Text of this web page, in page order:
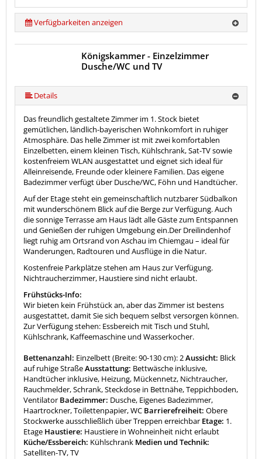
Verfügbarkeiten anzeigen
Königskammer - Einzelzimmer
Dusche/WC und TV
Details
Das freundlich gestaltete Zimmer im 1. Stock bietet
gemütlichen, ländlich-bayerischen Wohnkomfort in ruhiger
Atmosphäre. Das helle Zimmer ist mit zwei komfortablen
Einzelbetten, einem kleinen Tisch, Kühlschrank, Sat-TV sowie
kostenfreiem WLAN ausgestattet und eignet sich ideal für
Alleinreisende, Freunde oder kleinere Familien. Das eigene
Badezimmer verfügt über Dusche/WC, Föhn und Handtücher.
Auf der Etage steht ein gemeinschaftlich nutzbarer Südbalkon
mit wunderschönem Blick auf die Berge zur Verfügung. Auch
die sonnige Terrasse am Haus lädt alle Gäste zum Entspannen
und Genießen der ruhigen Umgebung ein.Der Dreilindenhof
liegt ruhig am Ortsrand von Aschau im Chiemgau – ideal für
Wanderungen, Radtouren und Ausflüge in die Natur.
Kostenfreie Parkplätze stehen am Haus zur Verfügung.
Nichtraucherzimmer, Haustiere sind nicht erlaubt.
Frühstücks-Info:
Wir bieten kein Frühstück an, aber das Zimmer ist bestens
ausgestattet, damit Sie sich bequem selbst versorgen können.
Zur Verfügung stehen: Essbereich mit Tisch und Stuhl,
Kühlschrank, Kaffeemaschine und Wasserkocher.
Bettenanzahl: Einzelbett (Breite: 90-130 cm): 2Aussicht: Blick
auf ruhige StraßeAusstattung: Bettwäsche inklusive,
Handtücher inklusive, Heizung, Mückennetz, Nichtraucher,
Rauchmelder, Schrank, Steckdose in Bettnähe, Teppichboden,
Ventilator Badezimmer: Dusche, Eigenes Badezimmer,
Haartrockner, Toilettenpapier, WC Barrierefreiheit: Obere
Stockwerke ausschließlich über Treppen erreichbar Etage: 1.
Etage Haustiere: Haustiere in Wohneinheit nicht erlaubt
Küche/Essbereich: Kühlschrank Medien und Technik:
Satelliten-TV, TV